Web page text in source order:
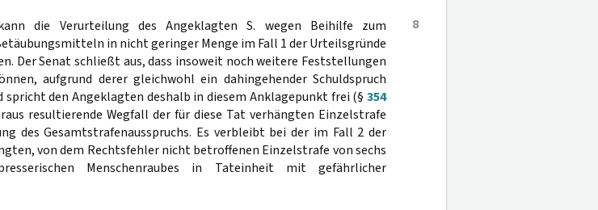
8
die Verurteilung des Angeklagten S. wegen Beihilfe zum
in nicht geringer Menge im Fall 1 der Urteilsgründe
Der Senat schließt aus, dass insoweit noch weitere Feststellungen
aufgrund derer gleichwohl ein dahingehender Schuldspruch
spricht den Angeklagten deshalb in diesem Anklagepunkt frei (§ 354
resultierende Wegfall der für diese Tat verhängten Einzelstrafe
des Gesamtstrafenausspruchs. Es verbleibt bei der im Fall 2 der
von dem Rechtsfehler nicht betroffenen Einzelstrafe von sechs
Menschenraubes in Tateinheit mit gefährlicher